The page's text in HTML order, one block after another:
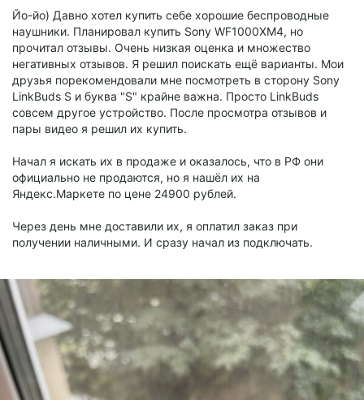
Йо-йо) Давно хотел купить себе хорошие беспроводные
наушники. Планировал купить Sony WF1000XM4, но
прочитал отзывы. Очень низкая оценка и множество
негативных отзывов. Я решил поискать ещё варианты. Мои
друзья порекомендовали мне посмотреть в сторону Sony
LinkBuds S и буква "S" крайне важна. Просто LinkBuds
совсем другое устройство. После просмотра отзывов и
пары видео я решил их купить.
Начал я искать их в продаже и оказалось, что в РФ они
официально не продаются, но я нашёл их на
Яндекс.Маркете по цене 24900 рублей.
Через день мне доставили их, я оплатил заказ при
получении наличными. И сразу начал из подключать.